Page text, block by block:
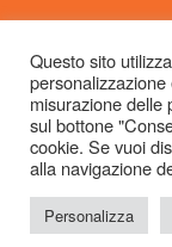
© Copyright 2026
Associazione
Dott.ssa Michela
info@immaginariaff.it-
Simple
Questo sito
misurazione delle
sul bottone
cookie. Se vuoi
alla navigazione
Personalizza